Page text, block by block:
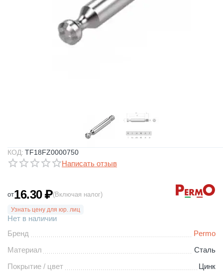
КОД: TF18FZ0000750
Написать отзыв
от16.30₽(Включая налог)
Узнать цену для юр. лиц
Нет в наличии
Бренд
Permo
Материал
Сталь
Покрытие / цвет
Цинк